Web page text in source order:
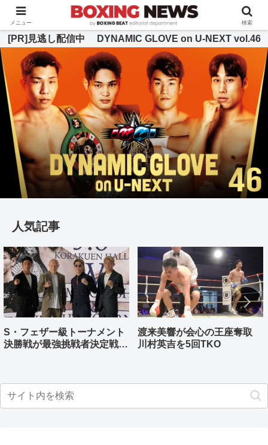
BOXING BEAT [ボクシング・ビート] 公式サイト
[PR]見逃し配信中 DYNAMIC GLOVE on U-NEXT vol.46
人気記事
S・フェザー級トーナメント
決勝戦が最強挑戦者決定戦兼
渡来美響が会心の王座奪取
川村英吉を5回TKO
メニュー 検索